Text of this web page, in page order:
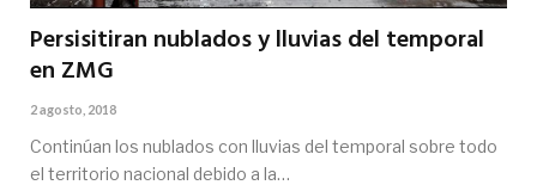
Persisitiran nublados y lluvias del temporal
en ZMG
2 agosto, 2018
Continúan los nublados con lluvias del temporal sobre todo
el territorio nacional debido a la…